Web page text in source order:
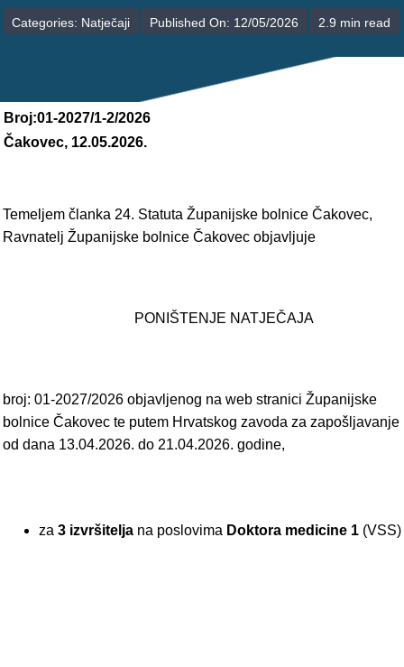
POLIKLINIKE
JEDINICE NEZDRAVSTVENIH DJELATNOSTI
RAVNATELJSTVO
Categories: Natječaji Published On: 12/05/2026 2.9 min read
Broj:01-2027/1-2/2026
Čakovec, 12.05.2026.
Temeljem članka 24. Statuta Županijske bolnice Čakovec,
Ravnatelj Županijske bolnice Čakovec objavljuje
PONIŠTENJE NATJEČAJA
broj: 01-2027/2026 objavljenog na web stranici Županijske
bolnice Čakovec te putem Hrvatskog zavoda za zapošljavanje
od dana 13.04.2026. do 21.04.2026. godine,
za 3 izvršitelja na poslovima Doktora medicine 1 (VSS)